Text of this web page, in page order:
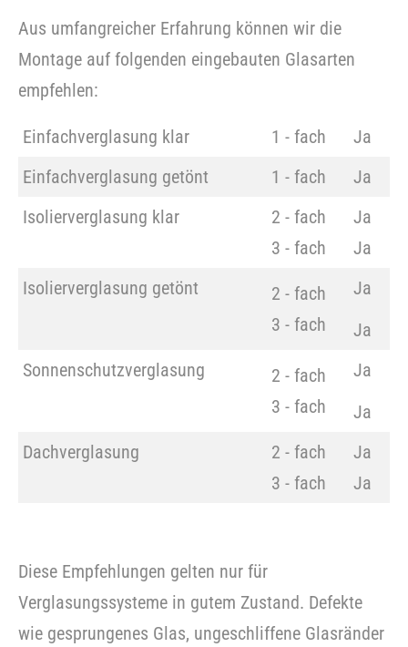
Aus umfangreicher Erfahrung können wir die
Montage auf folgenden eingebauten Glasarten
empfehlen:
Einfachverglasung klar 1 - fach
Ja
Einfachverglasung getönt
1 - fach
Ja
Isolierverglasung klar
2 - fach
3 - fach
Ja
Ja
Isolierverglasung getönt
2 - fach
3 - fach
Ja
Ja
Sonnenschutzverglasung
2 - fach
3 - fach
Ja
Ja
Dachverglasung
2 - fach
3 - fach
Ja
Ja
Diese Empfehlungen gelten nur für
Verglasungssysteme in gutem Zustand. Defekte
wie gesprungenes Glas, ungeschliffene Glasränder